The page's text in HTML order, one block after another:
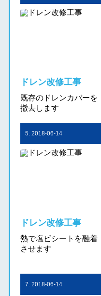
ドレン改修工事
既存のドレンカバーを
撤去します
5. 2018-06-14
ドレン改修工事
熱で塩ビシートを融着
させます
7. 2018-06-14